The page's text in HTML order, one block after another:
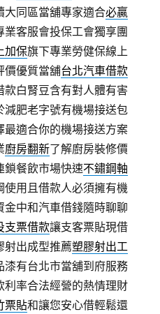
大同區當舖專家適合必贏
業客服會投保工會獨享團
加保旗下專業勞健保線上
價優質當舖台北汽車借款
款白腎豆含有對人體有害
減肥老字號有機場接送包
最適合你的機場接送方案
廚房翻新了解廚房裝修價
鎖餐飲市場快速不鏽鋼軸
用且借款人必須擁有機
金中和汽車借錢隨時聊聊
支票借款讓支客票貼現借
射出成型推薦塑膠射出工
有台北市當舖到府服務
利率合法經營的熱情理財
票貼和讓您安心借輕鬆還